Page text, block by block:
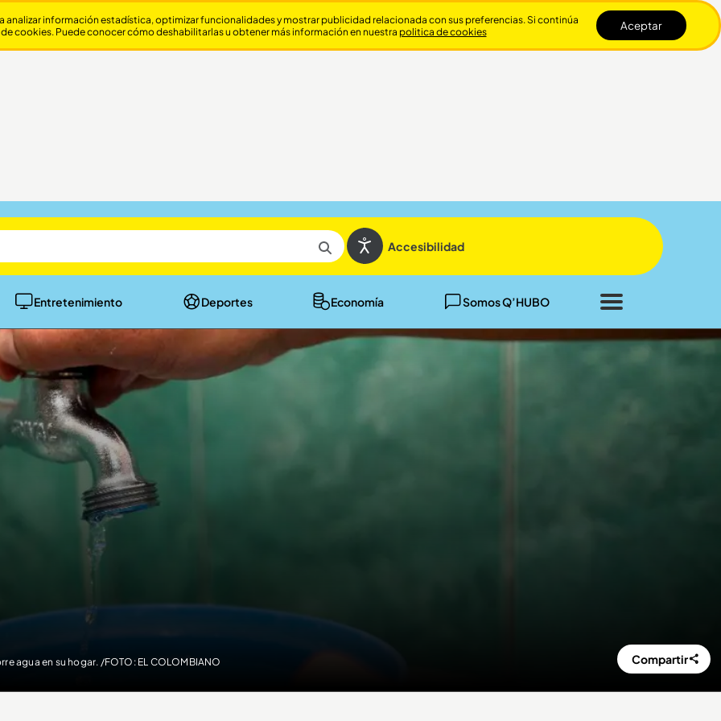
Accesibilidad
Entretenimiento Deportes Economía Somos Q’HUBO
Cerrar
agua en su hogar. /FOTO: EL COLOMBIANO Compartir
información estadística, optimizar funcionalidades y mostrar publicidad relacionada con sus preferencias. Si continúa
cookies. Puede conocer cómo deshabilitarlas u obtener más información en nuestra politica de cookies Aceptar